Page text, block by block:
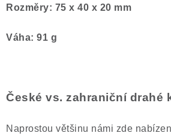
Rozměry: 75 x 40 x 20 mm
Váha: 91 g
České vs. zahraniční drahé
Naprostou většinu námi zde